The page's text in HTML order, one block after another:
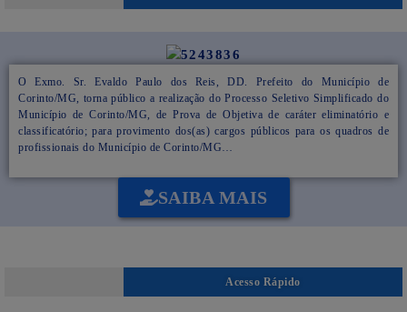
O Exmo. Sr. Evaldo Paulo dos Reis, DD. Prefeito do Município de
Corinto/MG, torna público a realização do Processo Seletivo Simplificado do
Município de Corinto/MG, de Prova de Objetiva de caráter eliminatório e
classificatório; para provimento dos(as) cargos públicos para os quadros de
profissionais do Município de Corinto/MG…
SAIBA MAIS
Acesso Rápido